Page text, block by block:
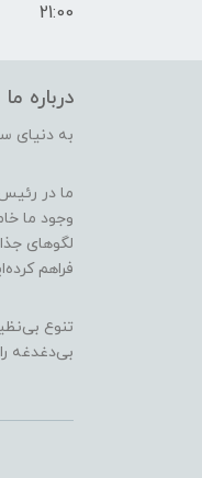
21:00
درباره ما
به دنیای
ما در
وجود ما
لگوهای
فراهم
تنوع
بی‌دغدغه